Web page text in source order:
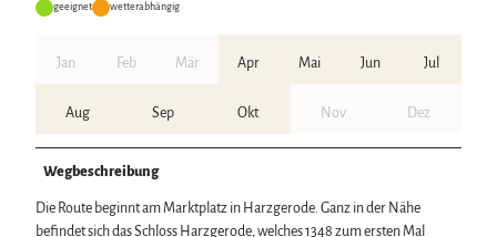
geeignet wetterabhängig
Jan Feb Mär Apr Mai Jun Jul
Aug Sep Okt Nov Dez
Wegbeschreibung
Die Route beginnt am Marktplatz in Harzgerode. Ganz in der Nähe
befindet sich das Schloss Harzgerode, welches 1348 zum ersten Mal